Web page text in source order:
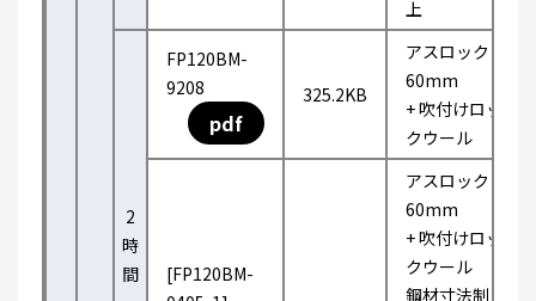
上
2
時
間
FP120BM-
9208
pdf
325.2KB
アスロック
60mm
+ 吹付けロッ
クウール
[FP120BM-
アスロック
60mm
+ 吹付けロッ
クウール
鋼材寸法制